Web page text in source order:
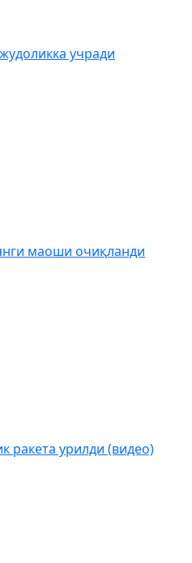
учради
маоши очиқланди
ракета урилди (видео)